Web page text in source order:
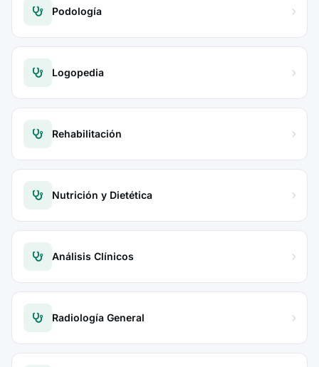
Podología
Logopedia
Rehabilitación
Nutrición y Dietética
Análisis Clínicos
Radiología General